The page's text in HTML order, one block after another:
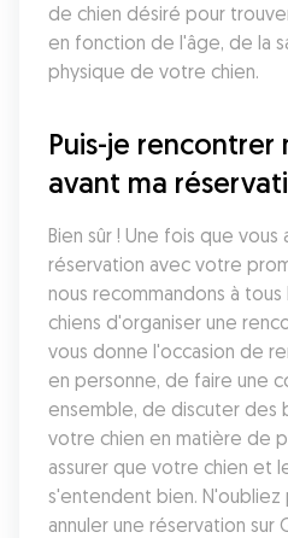
de chien désiré pour
en fonction de l'âge, de la
physique de votre chien.
Puis-je
avant ma
Bien sûr ! Une fois que
réservation avec votre
nous recommandons à
chiens d'organiser une
vous donne l'occasion de
en personne, de faire une
ensemble, de discuter des
votre chien en matière de
assurer que votre chien et
s'entendent bien. N'oubliez
annuler une réservation